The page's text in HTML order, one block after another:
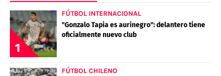
1
FÚTBOL INTERNACIONAL
"Gonzalo Tapia es aurinegro": delantero tiene
oficialmente nuevo club
FÚTBOL CHILENO